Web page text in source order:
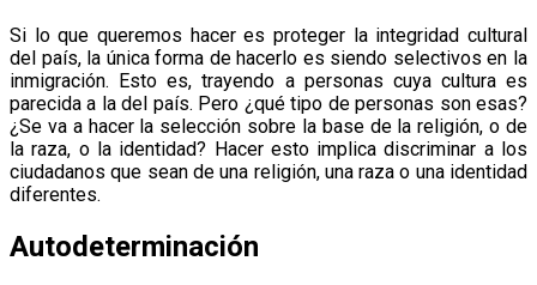
Si lo que queremos hacer es proteger la integridad cultural
del país, la única forma de hacerlo es siendo selectivos en la
inmigración. Esto es, trayendo a personas cuya cultura es
parecida a la del país. Pero ¿qué tipo de personas son esas?
¿Se va a hacer la selección sobre la base de la religión, o de
la raza, o la identidad? Hacer esto implica discriminar a los
ciudadanos que sean de una religión, una raza o una identidad
diferentes.
Autodeterminación